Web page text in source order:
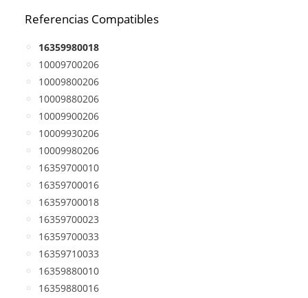
Referencias Compatibles
16359980018
10009700206
10009800206
10009880206
10009900206
10009930206
10009980206
16359700010
16359700016
16359700018
16359700023
16359700033
16359710033
16359880010
16359880016